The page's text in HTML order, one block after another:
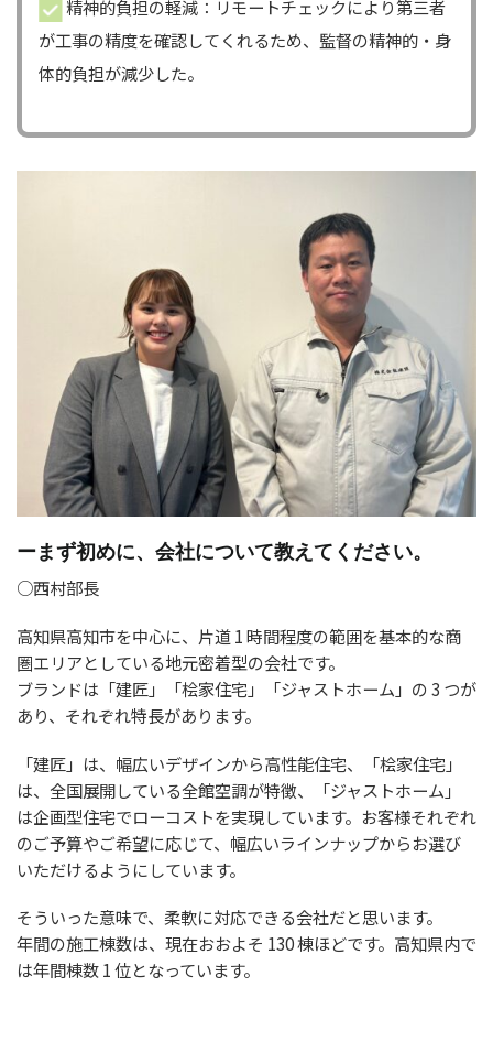
精神的負担の軽減：リモートチェックにより第三者
が工事の精度を確認してくれるため、監督の精神的・身
体的負担が減少した。
ーまず初めに、会社について教えてください。
○西村部長
高知県高知市を中心に、片道 1 時間程度の範囲を基本的な商
圏エリアとしている地元密着型の会社です。
ブランドは「建匠」「桧家住宅」「ジャストホーム」の 3 つが
あり、それぞれ特長があります。
「建匠」は、幅広いデザインから高性能住宅、「桧家住宅」
は、全国展開している全館空調が特徴、「ジャストホーム」
は企画型住宅でローコストを実現しています。お客様それぞれ
のご予算やご希望に応じて、幅広いラインナップからお選び
いただけるようにしています。
そういった意味で、柔軟に対応できる会社だと思います。
年間の施工棟数は、現在おおよそ 130 棟ほどです。高知県内で
は年間棟数 1 位となっています。